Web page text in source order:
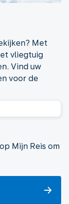
Met
vliegtuig
Vind uw
voor de
Mijn Reis om